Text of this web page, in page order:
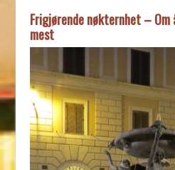
Frigjørende nøkternhet –
mest